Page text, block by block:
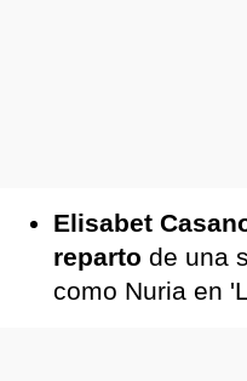
Elisabet
reparto de una
como Nuria en